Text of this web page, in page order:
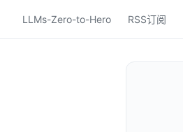
LLMs-Zero-to-Hero RSS订阅